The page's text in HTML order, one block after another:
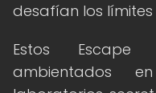
desafían los
Estos Escape
ambientados